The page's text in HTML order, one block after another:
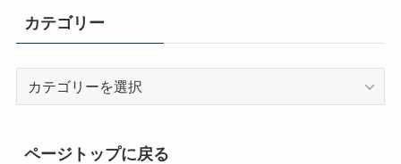
カテゴリー
ページトップに戻る